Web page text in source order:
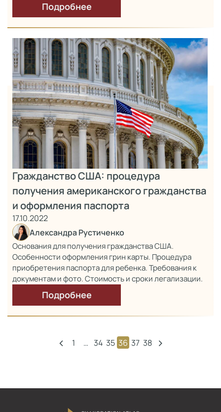
Подробнее
Гражданство США: процедура
получения американского гражданства
и оформления паспорта
17.10.2022
Александра Рустиченко
Основания для получения гражданства США.
Особенности оформления грин карты. Процедура
приобретения паспорта для ребенка. Требования к
документам и фото. Стоимость и сроки легализации.
Подробнее
‹ 1 … 34 35 36 37 38 ›